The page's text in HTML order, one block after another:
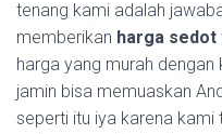
tenang kami adalah
memberikan harga sedot
harga yang murah
jamin bisa memuaskan
seperti itu iya karena